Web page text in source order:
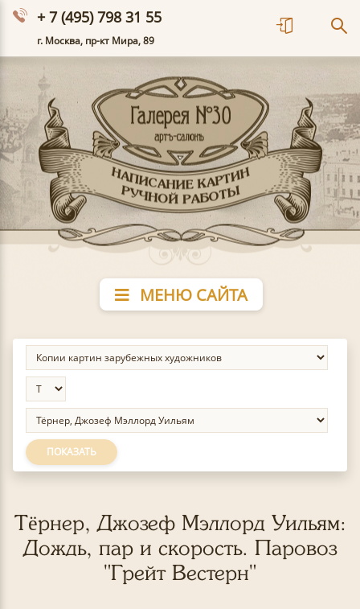
+ 7 (495) 798 31 55
г. Москва, пр-кт Мира, 89
МЕНЮ САЙТА
ПОКАЗАТЬ
Тёрнер, Джозеф Мэллорд Уильям:
Дождь, пар и скорость. Паровоз
"Грейт Вестерн"